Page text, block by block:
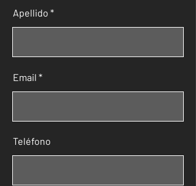
Apellido
Email
Teléfono